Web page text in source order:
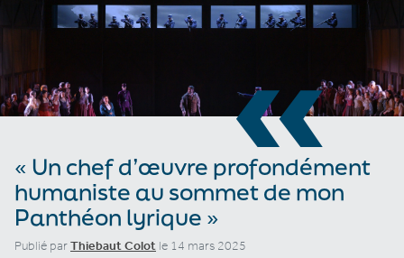
«
« Un chef d’œuvre profondément
humaniste au sommet de mon
Panthéon lyrique »
Publié parThiebaut Colot le 14 mars 2025